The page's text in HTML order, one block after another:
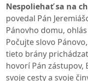
Nespoliehať sa na
povedal Pán
Pánovho domu,
Počujte slovo
tieto brány
hovorí Pán zástupov,
svoje cesty a svoje